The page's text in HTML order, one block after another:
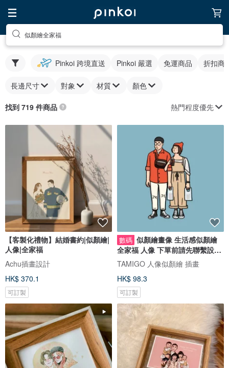
似顏繪全家福
Pinkoi 跨境直送 Pinkoi 嚴選 免運商品 折扣商
長邊尺寸 對象 材質 顏色
找到 719 件商品 熱門程度優先
【客製化禮物】結婚書約|似顏繪|
人像|全家福
Achu插畫設計
HK$ 370.1
可訂製
數碼 似顏繪畫像 生活感似顏繪
全家福 人像 下單前請先聯繫設計
師
TAMIGO 人像似顏繪 插畫
HK$ 98.3
可訂製